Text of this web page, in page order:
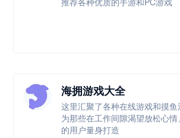
海拥游戏大全
这里汇聚了各种在线游戏和摸
为那些在工作间隙渴望放松心
的用户量身打造